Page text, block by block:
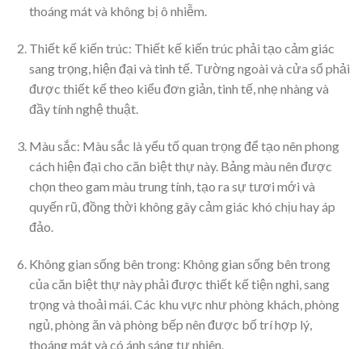
thoáng mát và không bị ô nhiễm.
Thiết kế kiến trúc: Thiết kế kiến trúc phải tạo cảm giác
sang trọng, hiện đại và tinh tế. Tường ngoài và cửa sổ phải
được thiết kế theo kiểu đơn giản, tinh tế, nhẹ nhàng và
đầy tính nghệ thuật.
Màu sắc: Màu sắc là yếu tố quan trọng để tạo nên phong
cách hiện đại cho căn biệt thự này. Bảng màu nên được
chọn theo gam màu trung tính, tạo ra sự tươi mới và
quyến rũ, đồng thời không gây cảm giác khó chịu hay áp
đảo.
Không gian sống bên trong: Không gian sống bên trong
của căn biệt thự này phải được thiết kế tiện nghi, sang
trọng và thoải mái. Các khu vực như phòng khách, phòng
ngủ, phòng ăn và phòng bếp nên được bố trí hợp lý,
thoáng mát và có ánh sáng tự nhiên.